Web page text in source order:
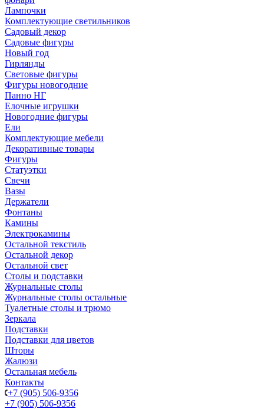
Лампочки
Комплектующие светильников
Садовый декор
Садовые фигуры
Новый год
Гирлянды
Световые фигуры
Фигуры новогодние
Панно НГ
Елочные игрушки
Новогодние фигуры
Ели
Комплектующие мебели
Декоративные товары
Фигуры
Статуэтки
Свечи
Вазы
Держатели
Фонтаны
Камины
Электрокамины
Остальной текстиль
Остальной декор
Остальной свет
Столы и подставки
Журнальные столы
Журнальные столы остальные
Туалетные столы и трюмо
Зеркала
Подставки
Подставки для цветов
Шторы
Жалюзи
Остальная мебель
Контакты
+7 (905) 506-9356
+7 (905) 506-9356